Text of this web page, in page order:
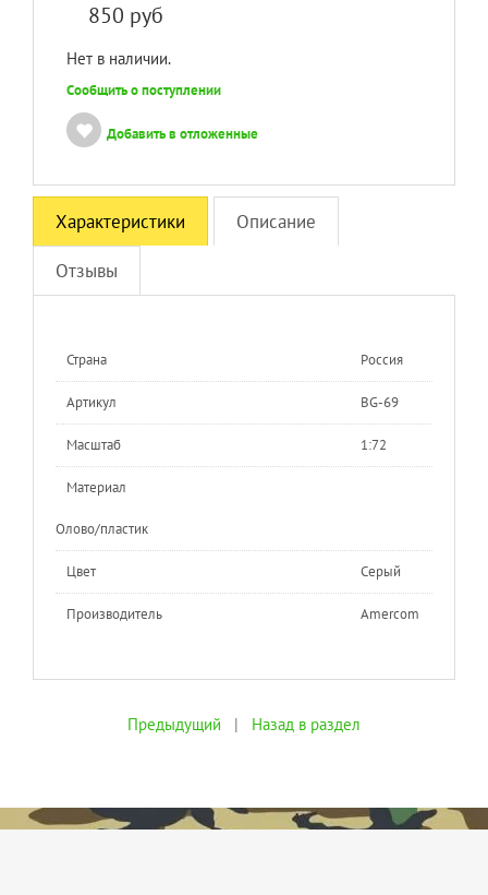
850 руб
Нет в наличии.
Сообщить о поступлении
Добавить в отложенные
Характеристики Описание
Отзывы
Страна Россия
Артикул BG-69
Масштаб 1:72
Материал
Олово/пластик
Цвет Серый
Производитель Amercom
Предыдущий | Назад в раздел